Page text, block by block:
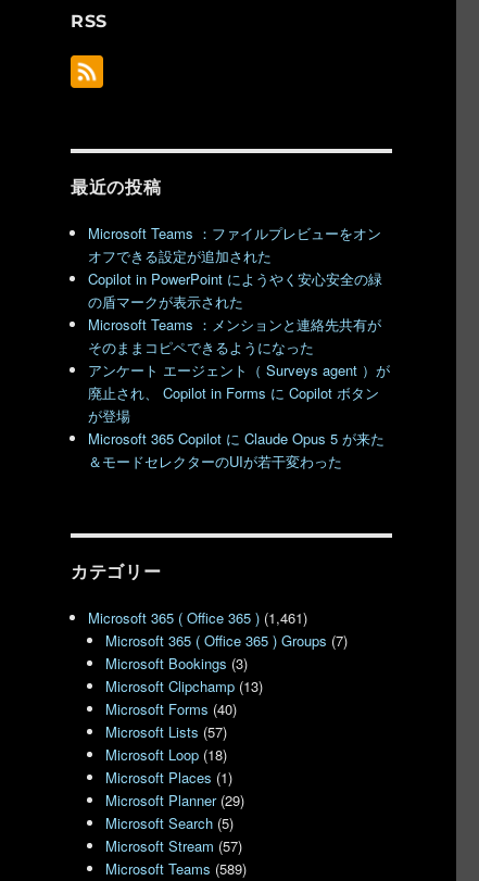
RSS
最近の投稿
Microsoft Teams ：ファイルプレビューをオン
オフできる設定が追加された
Copilot in PowerPoint にようやく安心安全の緑
の盾マークが表示された
Microsoft Teams ：メンションと連絡先共有が
そのままコピペできるようになった
アンケート エージェント（ Surveys agent ）が
廃止され、 Copilot in Forms に Copilot ボタン
が登場
Microsoft 365 Copilot に Claude Opus 5 が来た
＆モードセレクターのUIが若干変わった
カテゴリー
Microsoft 365 ( Office 365 ) (1,461)
Microsoft 365 ( Office 365 ) Groups (7)
Microsoft Bookings (3)
Microsoft Clipchamp (13)
Microsoft Forms (40)
Microsoft Lists (57)
Microsoft Loop (18)
Microsoft Places (1)
Microsoft Planner(29)
Microsoft Search (5)
Microsoft Stream (57)
Microsoft Teams (589)